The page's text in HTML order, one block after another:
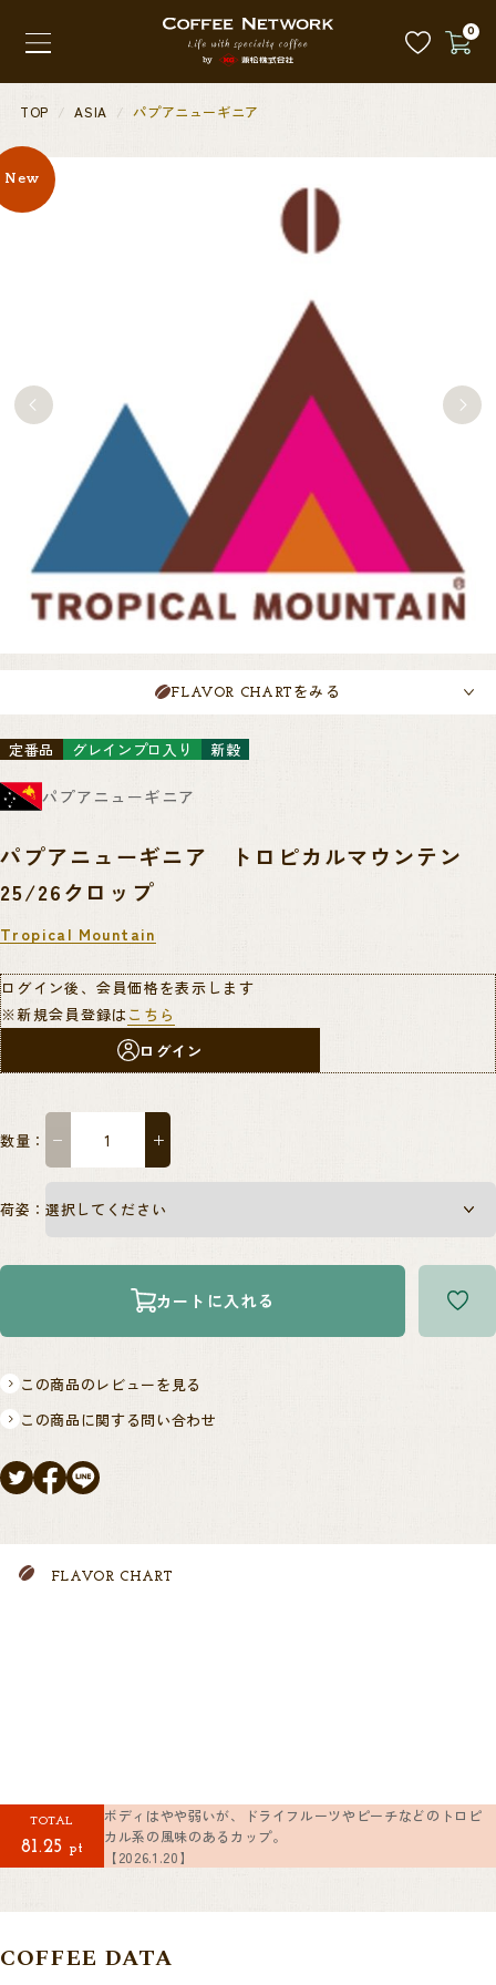
0
TOP ASIA パプアニューギニア
New
FLAVOR CHART をみる
定番品 グレインプロ入り 新穀
パプアニューギニア
パプアニューギニア トロピカルマウンテン
25/26クロップ
Tropical Mountain
ログイン後、会員価格を表示します
※新規会員登録は こちら
ログイン
数量： − ＋
荷姿：
カートに入れる
この商品のレビューを見る
この商品に関する問い合わせ
FLAVOR CHART
TOTAL
81.25 pt
ボディはやや弱いが、ドライフルーツやピーチなどのトロピ
カル系の風味のあるカップ。
【2026.1.20】
COFFEE DATA